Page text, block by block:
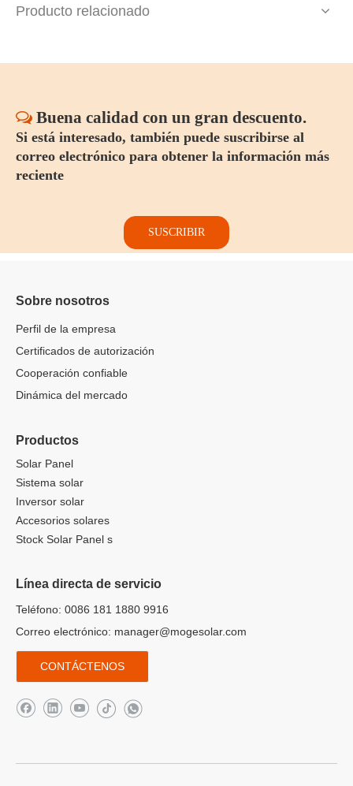
Producto relacionado
 Buena calidad con un gran descuento.
Si está interesado, también puede suscribirse al
correo electrónico para obtener la información más
reciente
SUSCRIBIR
Sobre nosotros
Perfil de la empresa
Certificados de autorización
Cooperación confiable
Dinámica del mercado
Productos
Solar Panel
Sistema solar
Inversor solar
Accesorios solares
Stock Solar Panel s
Línea directa de servicio
Teléfono: 0086 181 1880 9916
Correo electrónico: manager@mogesolar.com
CONTÁCTENOS